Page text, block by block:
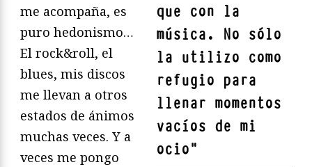
que con la
música. No sólo
la utilizo como
refugio para
llenar momentos
vacíos de mi
ocio"
me acompaña, es
puro hedonismo…
El rock&roll, el
blues, mis discos
me llevan a otros
estados de ánimos
muchas veces. Y a
veces me pongo